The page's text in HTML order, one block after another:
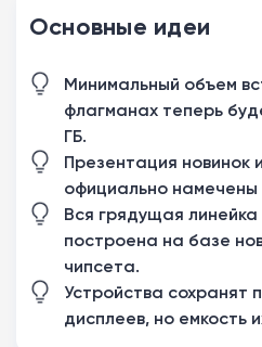
Основные идеи
Минимальный объем
флагманах теперь
ГБ.
Презентация новинок
официально намечены
Вся грядущая
построена на базе
чипсета.
Устройства сохранят
дисплеев, но емкость